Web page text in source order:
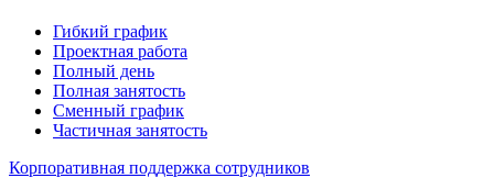
Гибкий график
Проектная работа
Полный день
Полная занятость
Сменный график
Частичная занятость
Корпоративная поддержка сотрудников